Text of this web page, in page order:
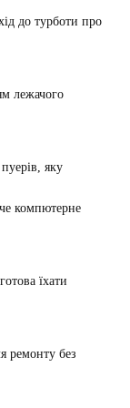
до турботи про
лежачого
яку
компютерне
їхати
ремонту без